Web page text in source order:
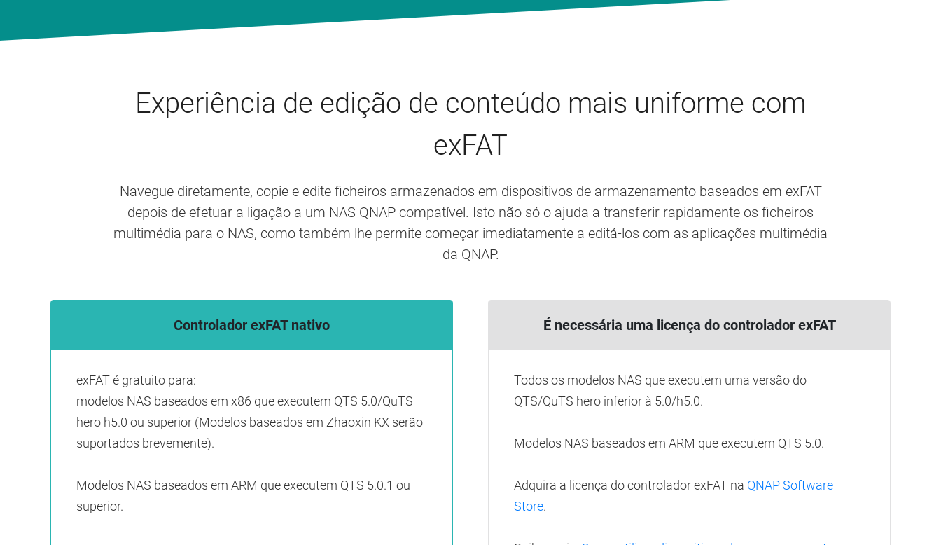
Experiência de edição de conteúdo mais uniforme com
exFAT
Navegue diretamente, copie e edite ficheiros armazenados em dispositivos de armazenamento baseados em exFAT
depois de efetuar a ligação a um NAS QNAP compatível. Isto não só o ajuda a transferir rapidamente os ficheiros
multimédia para o NAS, como também lhe permite começar imediatamente a editá-los com as aplicações multimédia
da QNAP.
Controlador exFAT nativo
exFAT é gratuito para:
modelos NAS baseados em x86 que executem QTS 5.0/QuTS
hero h5.0 ou superior (Modelos baseados em Zhaoxin KX serão
suportados brevemente).
Modelos NAS baseados em ARM que executem QTS 5.0.1 ou
superior.
É necessária uma licença do controlador exFAT
Todos os modelos NAS que executem uma versão do
QTS/QuTS hero inferior à 5.0/h5.0.
Modelos NAS baseados em ARM que executem QTS 5.0.
Adquira a licença do controlador exFAT na QNAP Software
Store.